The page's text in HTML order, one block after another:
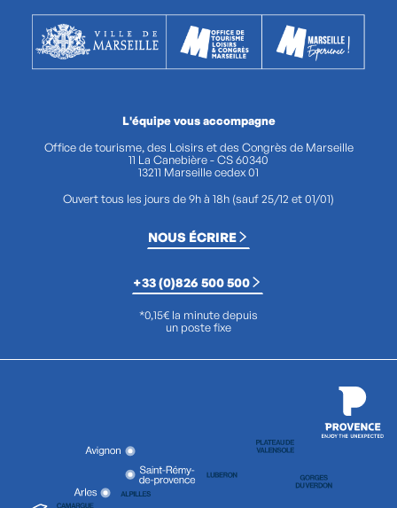
L'équipe vous accompagne
Office de tourisme, des Loisirs et des Congrès de Marseille
11 La Canebière - CS 60340
13211 Marseille cedex 01
Ouvert tous les jours de 9h à 18h (sauf 25/12 et 01/01)
NOUS ÉCRIRE
+33 (0)826 500 500
*0,15€ la minute depuis
un poste fixe